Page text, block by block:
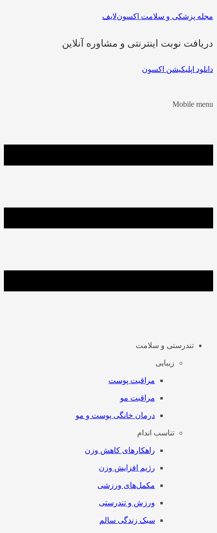
مجله پزشکی و سلامت اکسون‌لایف
دریافت نوبت اینترنتی و مشاوره آنلاین
دانلود اپلیکیشن اکسون
Mobile menu
تندرستی و سلامت
زیبایی
مراقبت پوست
مراقبت مو
درمان خانگی پوست و مو
تناسب اندام
راهکارهای کاهش وزن
رژیم افزایش وزن
مکمل‌های ورزشی
ورزش و تندرستی
سبک زندگی سالم